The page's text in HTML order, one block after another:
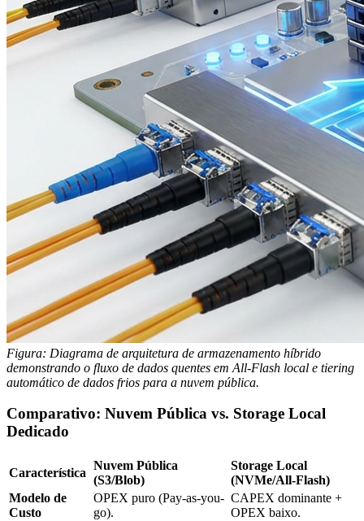
Figura: Diagrama de arquitetura de armazenamento híbrido
demonstrando o fluxo de dados quentes em All-Flash local e tiering
automático de dados frios para a nuvem pública.
Comparativo: Nuvem Pública vs. Storage Local
Dedicado
Característica
Nuvem Pública
(S3/Blob)
Storage Local
(NVMe/All-Flash)
Modelo de
Custo
OPEX puro (Pay-as-you-
go).
CAPEX dominante +
OPEX baixo.